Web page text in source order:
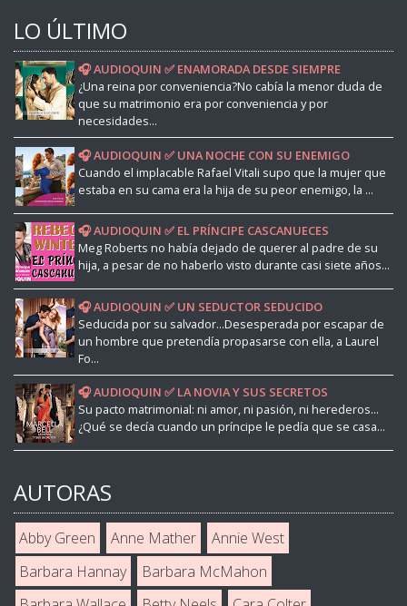
LO ÚLTIMO
🎧 AUDIOQUIN ✅ ENAMORADA DESDE SIEMPRE
¿Una reina por conveniencia?No cabía la menor duda de
que su matrimonio era por conveniencia y por
necesidades...
🎧 AUDIOQUIN ✅ UNA NOCHE CON SU ENEMIGO
Cuando el implacable Rafael Vitali supo que la mujer que
estaba en su cama era la hija de su peor enemigo, la ...
🎧 AUDIOQUIN ✅ EL PRÍNCIPE CASCANUECES
Meg Roberts no había dejado de querer al padre de su
hija, a pesar de no haberlo visto durante casi siete años...
🎧 AUDIOQUIN ✅ UN SEDUCTOR SEDUCIDO
Seducida por su salvador...Desesperada por escapar de
un hombre que pretendía propasarse con ella, a Laurel
Fo...
🎧 AUDIOQUIN ✅ LA NOVIA Y SUS SECRETOS
Su pacto matrimonial: ni amor, ni pasión, ni herederos...
¿Qué se decía cuando un príncipe le pedía que se casa...
AUTORAS
Abby Green Anne Mather
Annie West
Barbara Hannay
Barbara McMahon